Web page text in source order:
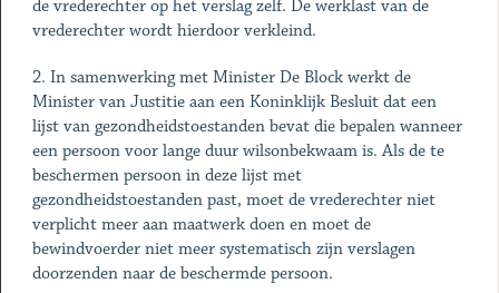
de vrederechter op het verslag zelf. De werklast van de
vrederechter wordt hierdoor verkleind.
2. In samenwerking met Minister De Block werkt de
Minister van Justitie aan een Koninklijk Besluit dat een
lijst van gezondheidstoestanden bevat die bepalen wanneer
een persoon voor lange duur wilsonbekwaam is. Als de te
beschermen persoon in deze lijst met
gezondheidstoestanden past, moet de vrederechter niet
verplicht meer aan maatwerk doen en moet de
bewindvoerder niet meer systematisch zijn verslagen
doorzenden naar de beschermde persoon.